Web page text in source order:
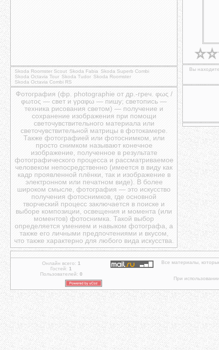
Skoda Roomster Scout Skoda Fabia
Skoda Superb Combi
Skoda Octavia Tour Skoda Tudor Skoda Roomster
Skoda Octavia Combi RS
Фотография (фр. photographie от др.-греч. φως /
φωτος — свет и γραφω — пишу; светопись —
техника рисования светом) — получение и
сохранение изображения при помощи
светочувствительного материала или
светочувствительной матрицы в фотокамере.
Также фотографией или фотоснимком, или
просто снимком называют конечное
изображение, полученное в результате
фотографического процесса и рассматриваемое
человеком непосредственно (имеется в виду как
кадр проявленной плёнки, так и изображение в
электронном или печатном виде). В более
широком смысле, фотография — это искусство
получения фотоснимков, где основной
творческий процесс заключается в поиске и
выборе композиции, освещения и момента (или
моментов) фотоснимка. Такой выбор
определяется умением и навыком фотографа, а
также его личными предпочтениями и вкусом,
что также характерно для любого вида искусства.
Вы
Онлайн всего: 1
Гостей: 1
Пользователей: 0
Все материалы,
При